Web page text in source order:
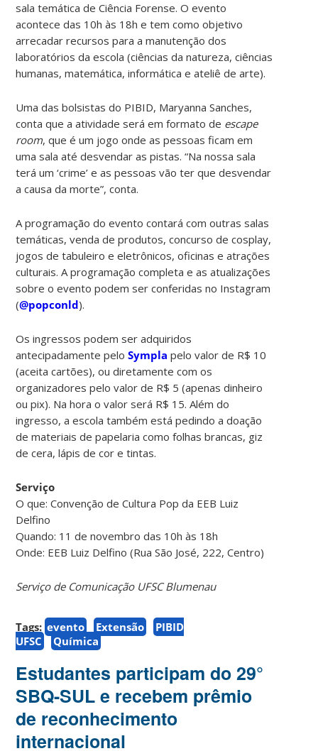
sala temática de Ciência Forense. O evento
acontece das 10h às 18h e tem como objetivo
arrecadar recursos para a manutenção dos
laboratórios da escola (ciências da natureza, ciências
humanas, matemática, informática e ateliê de arte).
Uma das bolsistas do PIBID, Maryanna Sanches,
conta que a atividade será em formato de escape
room, que é um jogo onde as pessoas ficam em
uma sala até desvendar as pistas. “Na nossa sala
terá um ‘crime’ e as pessoas vão ter que desvendar
a causa da morte”, conta.
A programação do evento contará com outras salas
temáticas, venda de produtos, concurso de cosplay,
jogos de tabuleiro e eletrônicos, oficinas e atrações
culturais. A programação completa e as atualizações
sobre o evento podem ser conferidas no Instagram
(@popconld).
Os ingressos podem ser adquiridos
antecipadamente peloSympla pelo valor de R$ 10
(aceita cartões), ou diretamente com os
organizadores pelo valor de R$ 5 (apenas dinheiro
ou pix). Na hora o valor será R$ 15. Além do
ingresso, a escola também está pedindo a doação
de materiais de papelaria como folhas brancas, giz
de cera, lápis de cor e tintas.
Serviço
O que: Convenção de Cultura Pop da EEB Luiz
Delfino
Quando: 11 de novembro das 10h às 18h
Onde: EEB Luiz Delfino (Rua São José, 222, Centro)
Serviço de Comunicação UFSC Blumenau
Tags: evento Extensão
PIBID
UFSC
Química
Estudantes participam do 29°
SBQ-SUL e recebem prêmio
de reconhecimento
internacional